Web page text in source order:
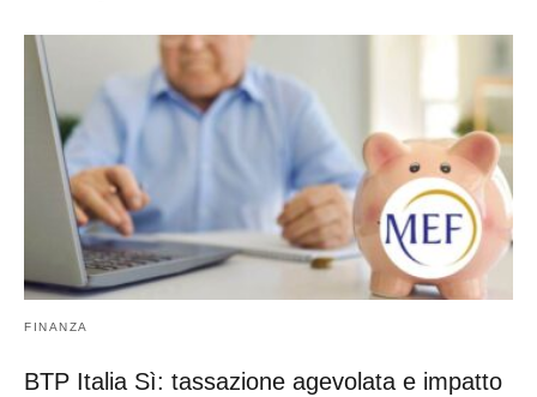
FINANZA
BTP Italia Sì: tassazione agevolata e impatto